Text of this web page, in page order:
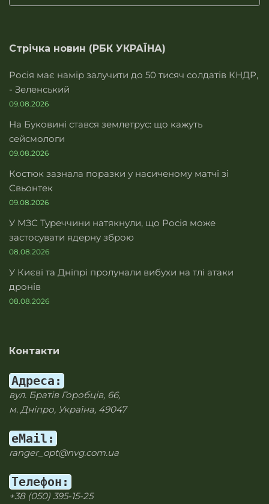
Стрічка новин (РБК УКРАЇНА)
Росія має намір залучити до 50 тисяч солдатів КНДР,
- Зеленський
09.08.2026
На Буковині стався землетрус: що кажуть
сейсмологи
09.08.2026
Костюк зазнала поразки у насиченому матчі зі
Свьонтек
09.08.2026
У МЗС Туреччини натякнули, що Росія може
застосувати ядерну зброю
08.08.2026
У Києві та Дніпрі пролунали вибухи на тлі атаки
дронів
08.08.2026
Контакти
Адреса:
вул. Братів Горобців, 66,
м. Дніпро, Україна, 49047
eMail:
ranger_opt@nvg.com.ua
Телефон:
+38 (050) 395-15-25